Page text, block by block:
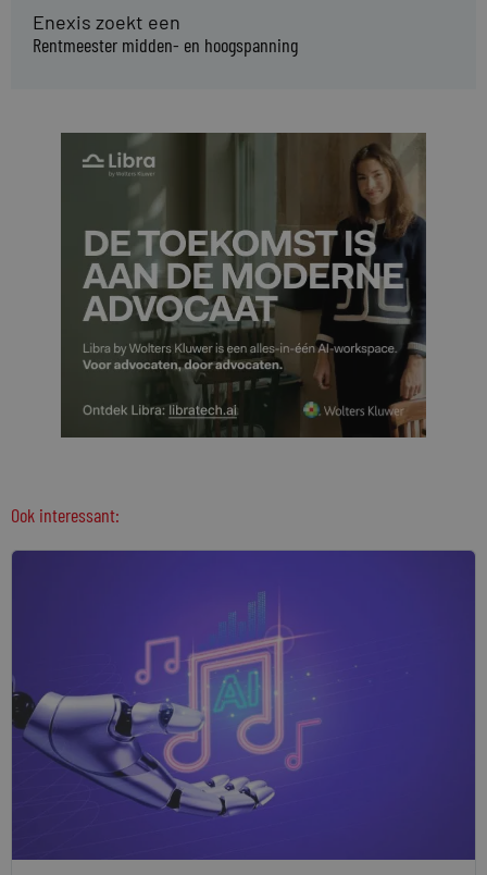
Enexis zoekt een
Rentmeester midden- en hoogspanning
Ook interessant: